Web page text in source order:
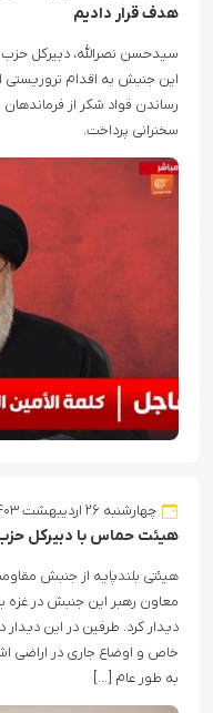
هدف قرار دادیم
سیدحسن نصرالله، دبیرکل حزب
این جنبش به اقدام
رساندن فواد شکر از
سخنرانی پرداخت.
چهارشنبه ۲۶ اردیبهشت ۱۴۰۳
هیئت حماس با دبیرکل حزب
هیئتی بلندپایه از جنبش
معاون رهبر این جنبش در غزه
دیدار کرد. طرفین در این
خاص و اوضاع جاری در اراضی
به طور عام […]